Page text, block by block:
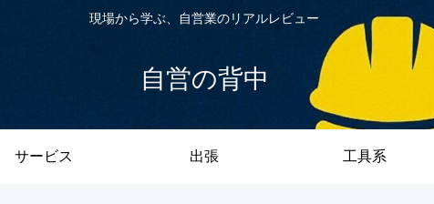
現場から学ぶ、自営業のリアルレビュー
自営の背中
サービス 出張 工具系